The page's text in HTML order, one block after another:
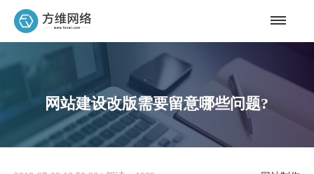
网站建设改版需要留意哪些问题?